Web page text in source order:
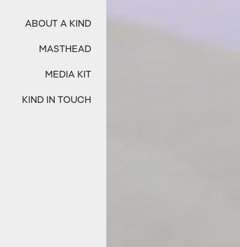
ABOUT A KIND
MASTHEAD
MEDIA KIT
KIND IN TOUCH